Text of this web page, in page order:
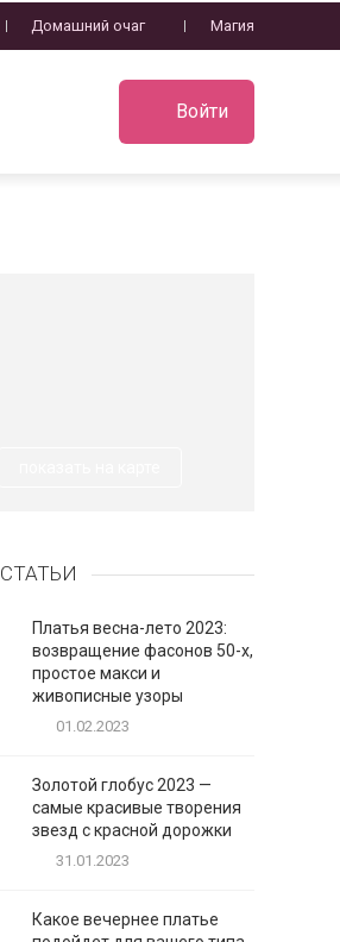
Домашний очаг Магия
Войти
СТАТЬИ
Платья весна-лето 2023:
возвращение фасонов 50-х,
простое макси и
живописные узоры
01.02.2023
Золотой глобус 2023 —
самые красивые творения
звезд с красной дорожки
31.01.2023
Какое вечернее платье